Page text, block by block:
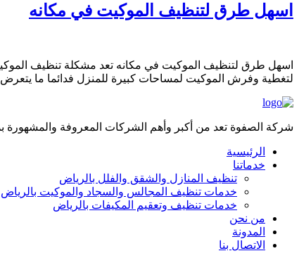
اسهل طرق لتنظيف الموكيت في مكانه
اسهل طرق لتنظيف الموكيت في مكانه تعد مشكلة تنظيف
لتغطية وفرش الموكيت لمساحات كبيرة للمنزل فدائما ما
شركة الصفوة تعد من أكبر وأهم الشركات المعروفة والمشهورة
الرئيسية
خدماتنا
تنظيف المنازل والشقق والفلل بالرياض
خدمات تنظيف المجالس والسجاد والموكيت بالرياض
خدمات تنظيف وتعقيم المكيفات بالرياض
من نحن
المدونة
الاتصال بنا